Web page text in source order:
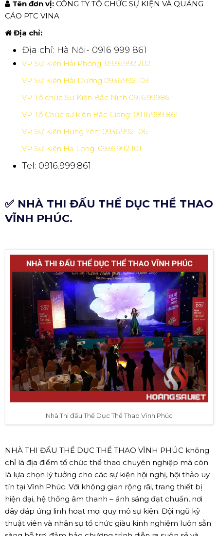
Tên đơn vị: CÔNG TY TỔ CHỨC SỰ KIỆN VÀ QUẢNG
CÁO PTC VINA
Địa chỉ:
Địa chỉ: Hà Nội- 0916 999 861
VP Sự Kiện Hải Phòng: 0936.992.202
VP Sự Kiện Hải Dương 0936.992.103
VP Tổ chức Sự Kiện Bắc Ninh 0916.999861
VP Tổ Chức sự kiên Bắc Giang: 0916.999.861
VP Sự Kiện Hưng Yên: 0936.992.106
VP Sự Kiện Hạ Long: 0936.992.101
Tel: 0916.999.861
✅ NHÀ THI ĐẤU THỂ DỤC THỂ THAO
VĨNH PHÚC.
Nhà Thi đấu Thể Dục Thể Thao Vĩnh Phúc
NHÀ THI ĐẤU THỂ DỤC THỂ THAO VĨNH PHÚC không
chỉ là địa điểm tổ chức thể thao chuyên nghiệp mà còn
là lựa chọn lý tưởng cho các sự kiện hội nghị, hội thảo uy
tín tại Vĩnh Phúc. Với không gian rộng rãi, trang thiết bị
hiện đại, hệ thống âm thanh – ánh sáng đạt chuẩn, nơi
đây đáp ứng linh hoạt mọi quy mô sự kiện. Đội ngũ kỹ
thuật viên và nhân sự tổ chức giàu kinh nghiệm luôn sẵn